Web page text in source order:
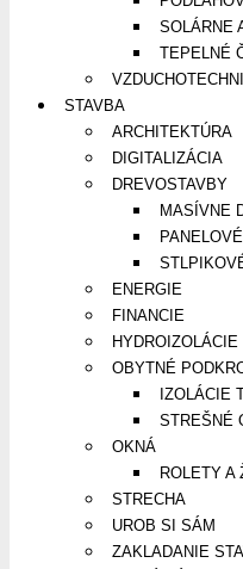
SOLÁRNE
TEPELNÉ
STAVBA
ARCHITEKTÚRA
DIGITALIZÁCIA
DREVOSTAVBY
MASÍVNE
PANELOVÉ
ENERGIE
FINANCIE
HYDROIZOLÁCIE
OBYTNÉ
IZOLÁCIE
STREŠNÉ
OKNÁ
ROLETY A
STRECHA
UROB SI SÁM
ZAKLADANIE